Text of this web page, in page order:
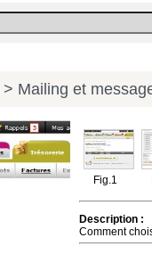
> Mailing et
Fig.1
Description :
Comment